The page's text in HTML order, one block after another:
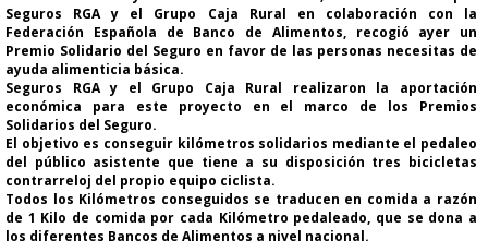
Seguros RGA y el Grupo Caja Rural en colaboración con la
Federación Española de Banco de Alimentos, recogió ayer un
Premio Solidario del Seguro en favor de las personas necesitas de
ayuda alimenticia básica.
Seguros RGA y el Grupo Caja Rural realizaron la aportación
económica para este proyecto en el marco de los Premios
Solidarios del Seguro.
El objetivo es conseguir kilómetros solidarios mediante el pedaleo
del público asistente que tiene a su disposición tres bicicletas
contrarreloj del propio equipo ciclista.
Todos los Kilómetros conseguidos se traducen en comida a razón
de 1 Kilo de comida por cada Kilómetro pedaleado, que se dona a
los diferentes Bancos de Alimentos a nivel nacional.